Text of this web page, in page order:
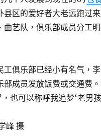
县区的爱好者大老远跑过
曲艺队，俱乐部成员分工
工俱乐部已经小有名气，
部成员发放饭费或交通费
，也可以称呼我追梦‘老男
峰 摄